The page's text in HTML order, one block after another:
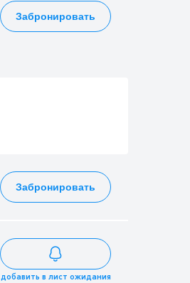
—
Забронировать
—
Забронировать
74 765
добавить в лист ожидания